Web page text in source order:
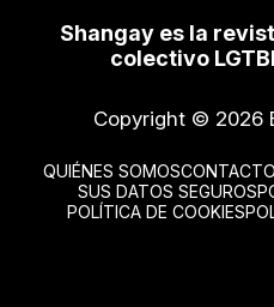
Shangay es la
colectivo
Copyright © 2026
QUIÉNES SOMOSCONTACTO
SUS DATOS SEGUROS
POLÍTICA DE COOKIES